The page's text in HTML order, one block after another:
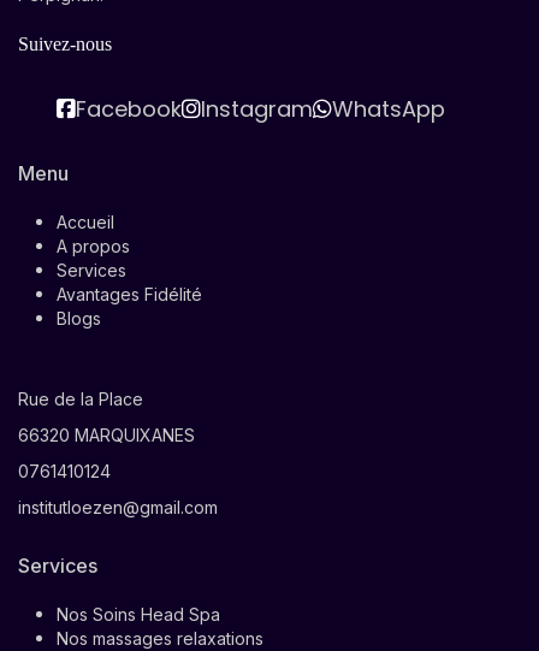
Suivez-nous
Facebook Instagram WhatsApp
Menu
Accueil
A propos
Services
Avantages Fidélité
Blogs
Rue de la Place
66320 MARQUIXANES
0761410124
institutloezen@gmail.com
Services
Nos Soins Head Spa
Nos massages relaxations